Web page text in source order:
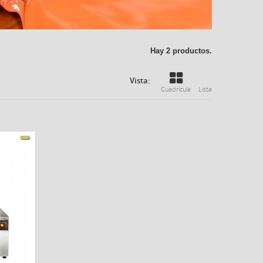
Hay 2 productos.
Vista:
Cuadrícula Lista